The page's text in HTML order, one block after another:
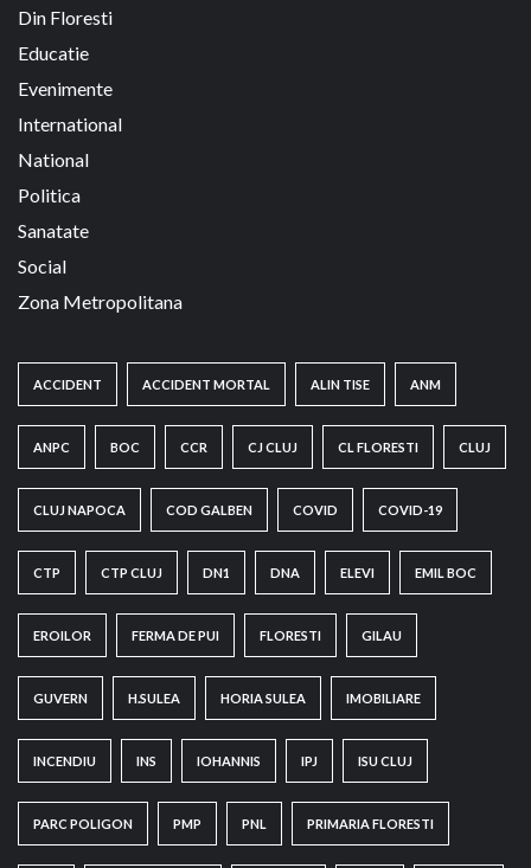
Din Floresti
Educatie
Evenimente
International
National
Politica
Sanatate
Social
Zona Metropolitana
ACCIDENT ACCIDENT MORTAL ALIN TISE ANM
ANPC BOC CCR CJ CLUJ CL FLORESTI CLUJ
CLUJ NAPOCA COD GALBEN COVID COVID-19
CTP CTP CLUJ DN1 DNA ELEVI EMIL BOC
EROILOR FERMA DE PUI FLORESTI GILAU
GUVERN H.SULEA HORIA SULEA IMOBILIARE
INCENDIU INS IOHANNIS IPJ ISU CLUJ
PARC POLIGON PMP PNL PRIMARIA FLORESTI